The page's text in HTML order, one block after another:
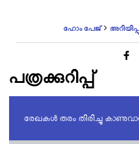
ഹോം പേജ്
പത്രക്കുറിപ്പ്
രേഖകൾ തരം തിരിച്ചു